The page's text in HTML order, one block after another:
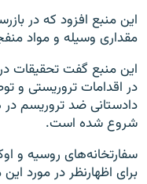
اين منبع افزود که در
مقداری وسيله و مواد
اين منبع گفت تحقيقات
در اقدامات تروريستی و
دادستانی ضد تروريسم در
شروع شده است.
سفارتخانه‌های روسيه و
برای اظهارنظر در مورد